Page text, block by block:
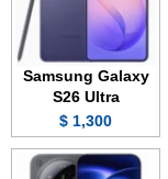
Samsung Galaxy
S26 Ultra
1,300 $